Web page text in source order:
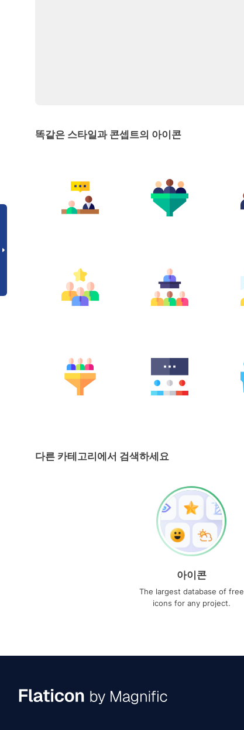
똑같은 스타일과 콘셉트의 아이콘
다른 카테고리에서 검색하세요
아이콘
The largest database of free
icons for any project.